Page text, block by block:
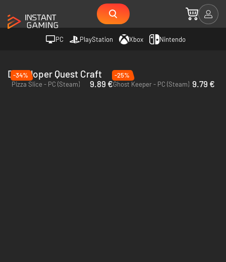
PC PlayStation Xbox Nintendo
Deweloper Quest Craft
-34%
Pizza Slice - PC (Steam)
9.89 €
-25%
Ghost Keeper - PC (Steam) 9.79 €